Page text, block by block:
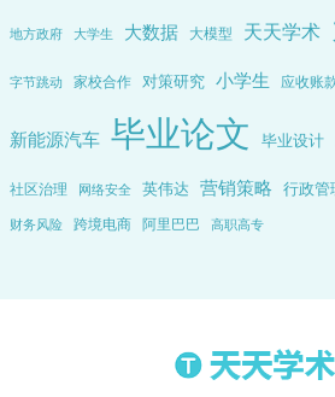
地方政府 大学生 大数据 大模型 天天学术
字节跳动 家校合作 对策研究 小学生 应收账
新能源汽车 毕业论文 毕业设计
社区治理 网络安全 英伟达 营销策略 行政管
财务风险 跨境电商 阿里巴巴 高职高专